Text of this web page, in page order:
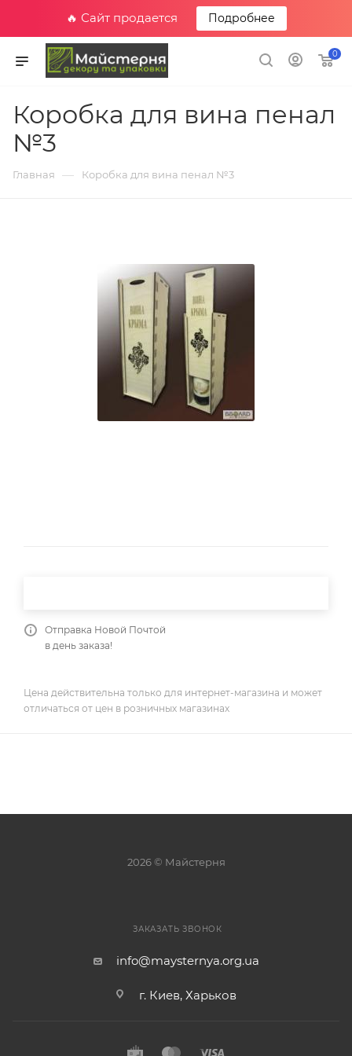
🔥 Сайт продается Подробнее
0
Коробка для вина пенал
№3
Главная — Коробка для вина пенал №3
Отправка Новой Почтой
в день заказа!
Цена действительна только для интернет-магазина и может
отличаться от цен в розничных магазинах
2026 © Майстерня
ЗАКАЗАТЬ ЗВОНОК
info@maysternya.org.ua
г. Киев, Харьков